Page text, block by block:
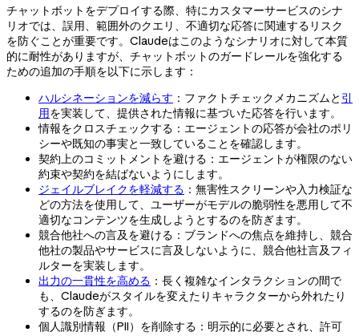
チャットボットをデプロイする際、特にカスタマーサービスのシナ
リオでは、誤用、範囲外のクエリ、不適切な応答に関連するリスク
を防ぐことが重要です。Claudeはこのようなシナリオに対して本質
的に耐性がありますが、チャットボットのガードレールを強化する
ための追加の手順を以下に示します：
ハルシネーションを減らす ：ファクトチェックメカニズムと 引
用を実装して、提供された情報に基づいた応答を行います。
情報をクロスチェックする：エージェントの応答が会社のポリ
シーや既知の事実と一致していることを確認します。
契約上のコミットメントを避ける：エージェントが権限のない
約束や契約を結ばないようにします。
ジェイルブレイクを軽減する ：無害性スクリーンや入力検証な
どの方法を使用して、ユーザーがモデルの脆弱性を悪用して不
適切なコンテンツを生成しようとするのを防ぎます。
競合他社への言及を避ける：ブランドへの焦点を維持し、競合
他社の製品やサービスに言及しないように、競合他社言及フィ
ルターを実装します。
出力の一貫性を高める ：長く複雑なインタラクションの間で
も、Claudeがスタイルを変えたりキャラクターから外れたり
するのを防ぎます。
個人識別情報（PII）を削除する：明示的に必要とされ、許可